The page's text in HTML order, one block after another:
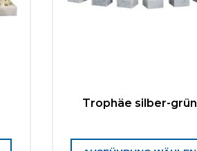
Trophäe silber-grün